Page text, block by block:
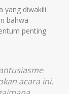
yang diwakili
bahwa
penting
acara ini.